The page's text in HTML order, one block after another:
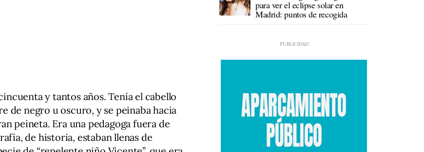
y tantos años. Tenía el cabello
de negro u oscuro, y se peinaba hacia
peineta. Era una pedagoga fuera de
de historia, estaban llenas de
para ver el eclipse solar en
Madrid: puntos de recogida